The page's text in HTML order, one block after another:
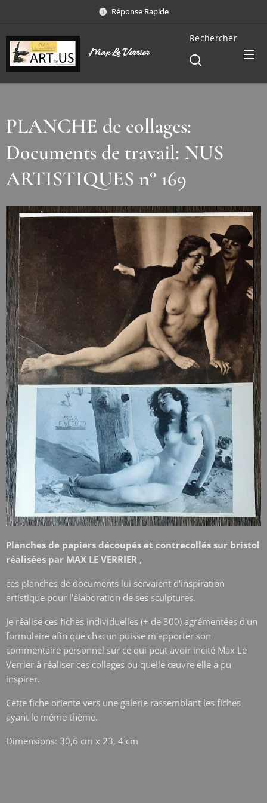
Réponse Rapide
Max Le Verrier
Rechercher
PLANCHE de collages:
Documents de travail: NUS
ARTISTIQUES n° 169
Planches de papiers découpés et contrecollés sur bristol
réalisées par MAX LE VERRIER ,
ces planches de documents lui servaient d'inspiration
artistique pour l'élaboration de ses sculptures.
Je réalise ces fiches individuelles (+ de 300) agrémentées d'un
formulaire afin que chacun puisse m'apporter son
commentaire personnel sur ce qui peut avoir incité Max Le
Verrier à réaliser ces collages ou quelle œuvre elle a pu
inspirer.
Cette fiche oriente vers une galerie rassemblant les fiches
ayant le même thème.
Dimensions: 30,6 cm x 23, 4 cm